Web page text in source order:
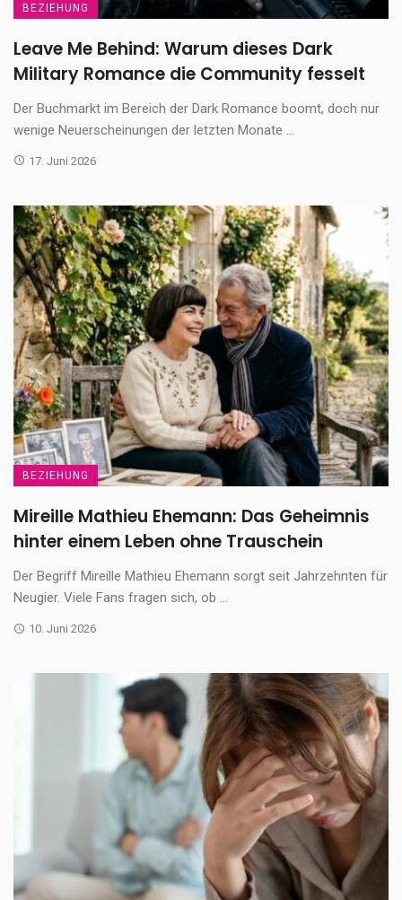
BEZIEHUNG
Leave Me Behind: Warum dieses Dark
Military Romance die Community fesselt
Der Buchmarkt im Bereich der Dark Romance boomt, doch nur
wenige Neuerscheinungen der letzten Monate ...
17. Juni 2026
BEZIEHUNG
Mireille Mathieu Ehemann: Das Geheimnis
hinter einem Leben ohne Trauschein
Der Begriff Mireille Mathieu Ehemann sorgt seit Jahrzehnten für
Neugier. Viele Fans fragen sich, ob ...
10. Juni 2026